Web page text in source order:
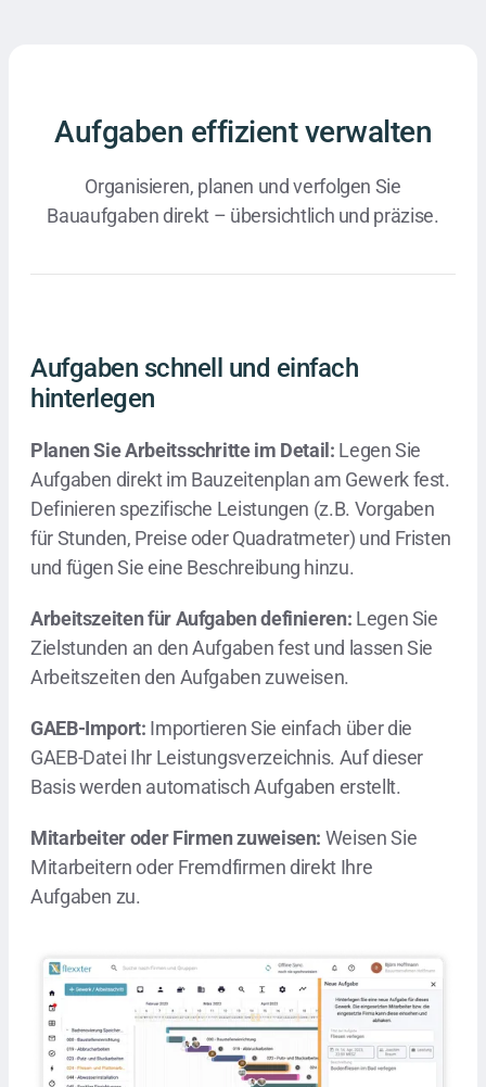
Aufgaben effizient verwalten
Organisieren, planen und verfolgen Sie
Bauaufgaben direkt – übersichtlich und präzise.
Aufgaben schnell und einfach
hinterlegen
Planen Sie Arbeitsschritte im Detail: Legen Sie
Aufgaben direkt im Bauzeitenplan am Gewerk fest.
Definieren spezifische Leistungen (z.B. Vorgaben
für Stunden, Preise oder Quadratmeter) und Fristen
und fügen Sie eine Beschreibung hinzu.
Arbeitszeiten für Aufgaben definieren: Legen Sie
Zielstunden an den Aufgaben fest und lassen Sie
Arbeitszeiten den Aufgaben zuweisen.
GAEB-Import: Importieren Sie einfach über die
GAEB-Datei Ihr Leistungsverzeichnis. Auf dieser
Basis werden automatisch Aufgaben erstellt.
Mitarbeiter oder Firmen zuweisen: Weisen Sie
Mitarbeitern oder Fremdfirmen direkt Ihre
Aufgaben zu.